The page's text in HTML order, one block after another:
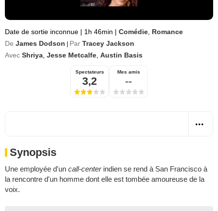
Date de sortie inconnue | 1h 46min | Comédie Romance
De James Dodson Par Tracey Jackson
Avec Shriya Jesse Metcalfe Austin Basis
Spectateurs
3,2
Mes amis
--
Synopsis
Une employée d'un call-centerindien se rend à San Francisco à
la rencontre d'un homme dont elle est tombée amoureuse de la
voix.